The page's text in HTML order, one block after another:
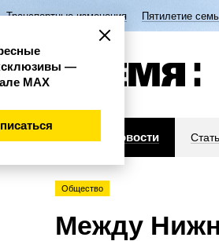
Транспортные изменения Пятилетие
Новости
Общество
Между
—
МАХ